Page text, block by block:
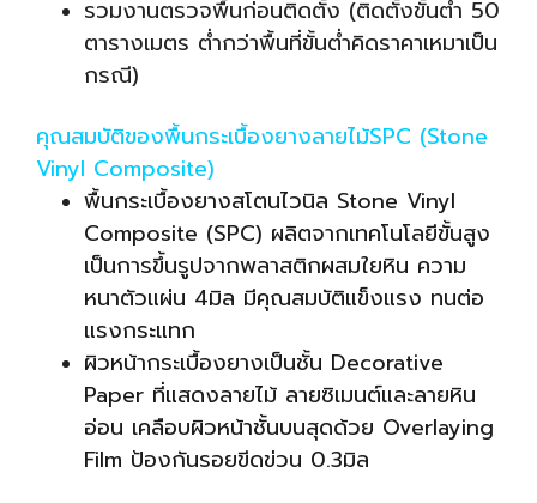
รวมงานตรวจพื้นก่อนติดตั้ง (ติดตั้งขั้นต่ำ 50
ตารางเมตร ต่ำกว่าพื้นที่ขั้นต่ำคิดราคาเหมาเป็น
กรณี)
คุณสมบัติของพื้นกระเบื้องยางลายไม้SPC (Stone
Vinyl Composite)
พื้นกระเบื้องยางสโตนไวนิล Stone Vinyl
Composite (SPC) ผลิตจากเทคโนโลยีขั้นสูง
เป็นการขึ้นรูปจากพลาสติกผสมใยหิน ความ
หนาตัวแผ่น 4มิล มีคุณสมบัติแข็งแรง ทนต่อ
แรงกระแทก
ผิวหน้ากระเบื้องยางเป็นชั้น Decorative
Paper ที่แสดงลายไม้ ลายซิเมนต์และลายหิน
อ่อน เคลือบผิวหน้าชั้นบนสุดด้วย Overlaying
Film ป้องกันรอยขีดข่วน 0.3มิล